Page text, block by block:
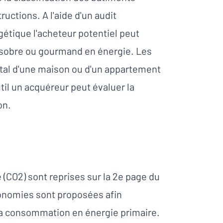
A l'aide d'un audit
l'acheteur potentiel peut
ou gourmand en énergie. Les
d'une maison ou d'un appartement
un acquéreur peut évaluer la
sont reprises sur la 2e page du
sont proposées afin
en énergie primaire.